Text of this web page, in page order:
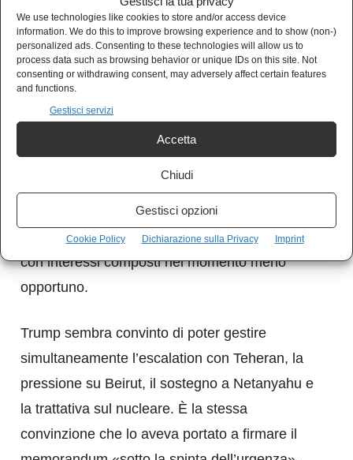
We use technologies like cookies to store and/or access device
information. We do this to improve browsing experience and to show (non-)
personalized ads. Consenting to these technologies will allow us to
process data such as browsing behavior or unique IDs on this site. Not
consenting or withdrawing consent, may adversely affect certain features
and functions.
Gestisci servizi
Accetta
Chiudi
Gestisci opzioni
Cookie Policy Dichiarazione sulla Privacy Imprint
sancisce l’occupazione israeliana del Libano
meridionale e cheNetanyahuha salutato
come «un colpo all’Iran» — è esattamente il
tipo di provocazione che rende ogni altra intesa
più difficile da reggere. I conti con
che ha già respinto l’accordo avvertendo che la
sua applicazione richiederebbe una guerra
con l’Iran, che in quella questione si considera
direttamente coinvolto, rischiano di presentarsi
con interessi composti nel momento meno
opportuno.
Trump sembra convinto di poter gestire
simultaneamente l’escalation con Teheran, la
pressione su Beirut, il sostegno a Netanyahu e
la trattativa sul nucleare. È la stessa
convinzione che lo aveva portato a firmare il